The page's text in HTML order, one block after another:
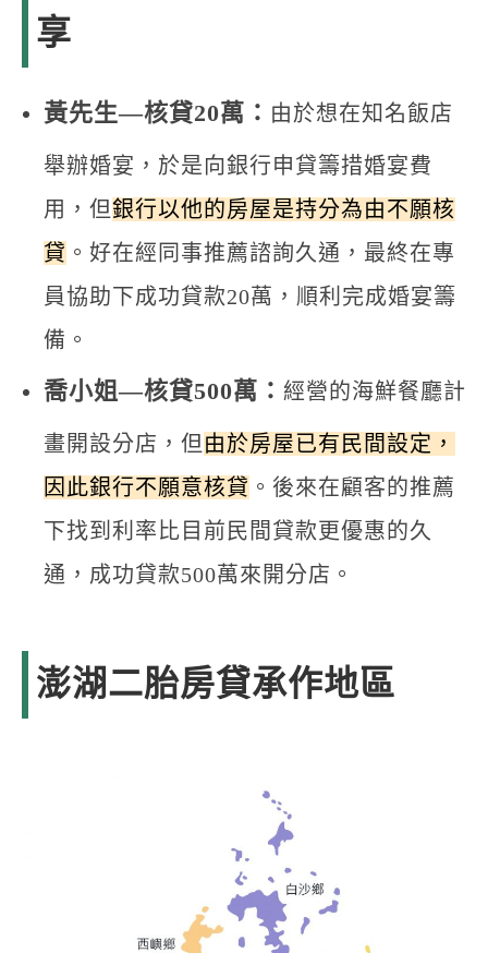
享
黃先生—核貸20萬： 由於想在知名飯店
舉辦婚宴，於是向銀行申貸籌措婚宴費
用，但銀行以他的房屋是持分為由不願核
貸 。好在經同事推薦諮詢久通，最終在專
員協助下成功貸款20萬，順利完成婚宴籌
備。
喬小姐—核貸500萬： 經營的海鮮餐廳計
畫開設分店，但 由於房屋已有民間設定，
因此銀行不願意核貸 。後來在顧客的推薦
下找到利率比目前民間貸款更優惠的久
通，成功貸款500萬來開分店。
澎湖二胎房貸承作地區